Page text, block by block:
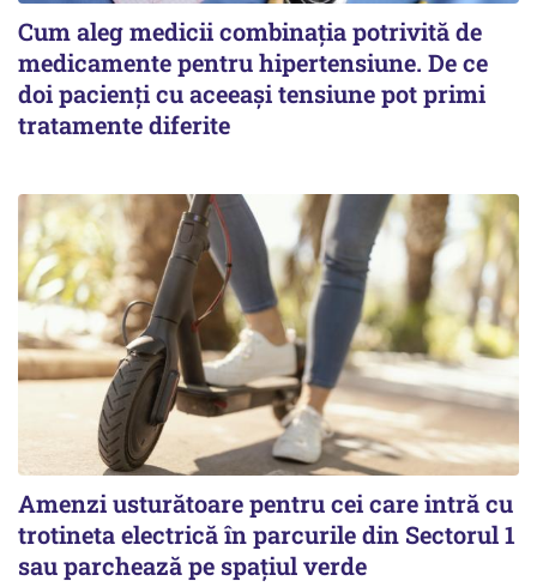
Cum aleg medicii combinația potrivită de
medicamente pentru hipertensiune. De ce
doi pacienți cu aceeași tensiune pot primi
tratamente diferite
Amenzi usturătoare pentru cei care intră cu
trotineta electrică în parcurile din Sectorul 1
sau parchează pe spațiul verde